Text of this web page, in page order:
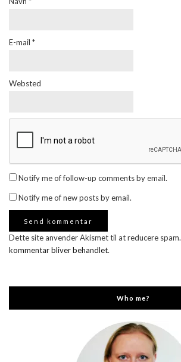
E-mail *
Websted
Notify me of follow-up comments by email.
Notify me of new posts by email.
Dette site anvender Akismet til at reducere spam.
kommentar bliver behandlet.
Who me?